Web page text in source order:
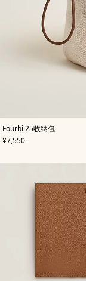
Fourbi 25收纳包
,颜
色:
米
然
,
价格
¥7,550